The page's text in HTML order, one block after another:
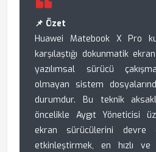
📌 Özet
Huawei Matebook X Pro
karşılaştığı dokunmatik
yazılımsal sürücü
olmayan sistem
durumdur. Bu teknik
öncelikle Aygıt Yöneticisi
ekran sürücülerini devre
etkinleştirmek, en hızlı